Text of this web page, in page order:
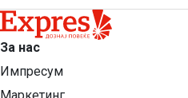
За нас
Импресум